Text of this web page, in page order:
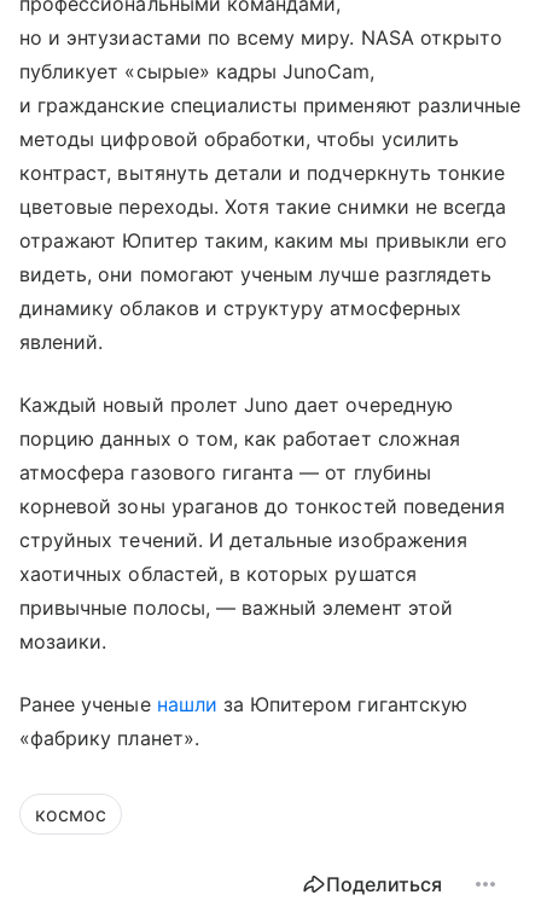
но и энтузиастами по всему миру. NASA открыто
публикует «сырые» кадры JunoCam,
и гражданские специалисты применяют различные
методы цифровой обработки, чтобы усилить
контраст, вытянуть детали и подчеркнуть тонкие
цветовые переходы. Хотя такие снимки не всегда
отражают Юпитер таким, каким мы привыкли его
видеть, они помогают ученым лучше разглядеть
динамику облаков и структуру атмосферных
явлений.
Каждый новый пролет Juno дает очередную
порцию данных о том, как работает сложная
атмосфера газового гиганта — от глубины
корневой зоны ураганов до тонкостей поведения
струйных течений. И детальные изображения
хаотичных областей, в которых рушатся
привычные полосы, — важный элемент этой
мозаики.
Ранее ученые нашли за Юпитером гигантскую
«фабрику планет».
космос
Поделиться